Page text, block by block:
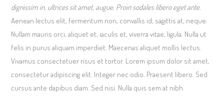
dignissim in, ultrices sit amet, augue. Proin sodales libero eget ante.
Aenean lectus elit, fermentum non, convallis id, sagittis at, neque.
Nullam mauris orci, aliquet et, iaculis et, viverra vitae, ligula. Nulla ut
felis in purus aliquam imperdiet. Maecenas aliquet mollis lectus.
Vivamus consectetuer risus et tortor. Lorem ipsum dolor sit amet,
consectetur adipiscing elit. Integer nec odio. Praesent libero. Sed
cursus ante dapibus diam. Sed nisi. Nulla quis sem at nibh